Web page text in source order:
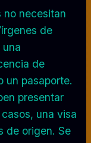
no necesitan
de
de
un pasaporte.
presentar
una visa
de origen. Se